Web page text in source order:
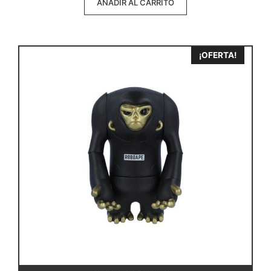
AÑADIR AL CARRITO
¡OFERTA!